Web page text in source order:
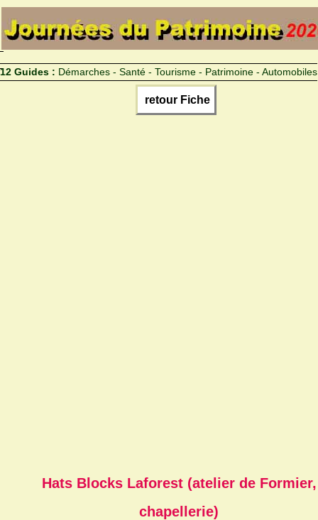
12 Guides : Démarches - Santé - Tourisme - Patrimoine - Automobiles
retour Fiche
Hats Blocks Laforest (atelier de Formier,
chapellerie)